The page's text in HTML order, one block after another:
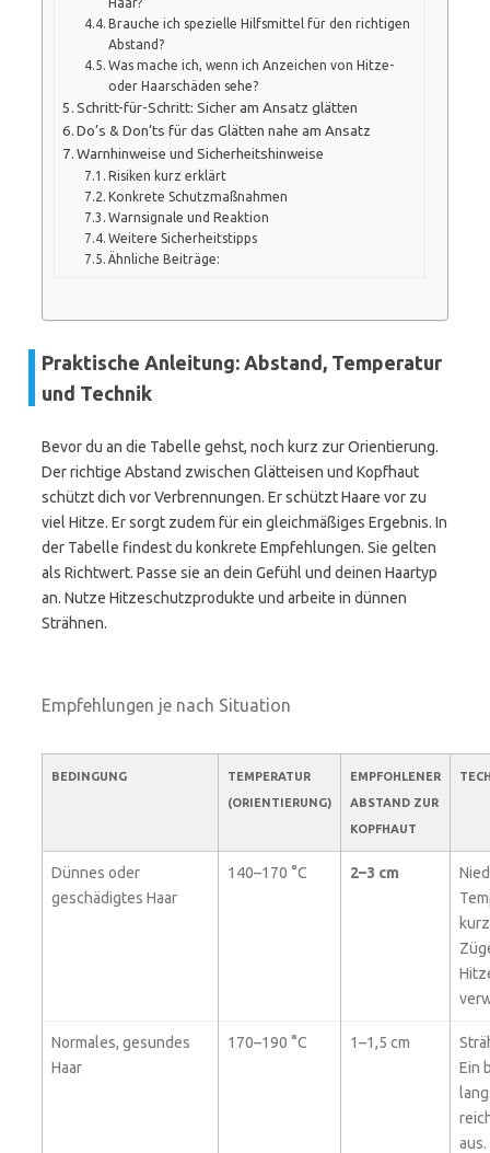
Brauche ich spezielle Hilfsmittel für den richtigen
Abstand?
Was mache ich, wenn ich Anzeichen von Hitze-
oder Haarschäden sehe?
Schritt-für-Schritt: Sicher am Ansatz glätten
Do’s & Don’ts für das Glätten nahe am Ansatz
Warnhinweise und Sicherheitshinweise
Risiken kurz erklärt
Konkrete Schutzmaßnahmen
Warnsignale und Reaktion
Weitere Sicherheitstipps
Ähnliche Beiträge:
Praktische Anleitung: Abstand, Temperatur
und Technik
Bevor du an die Tabelle gehst, noch kurz zur Orientierung.
Der richtige Abstand zwischen Glätteisen und Kopfhaut
schützt dich vor Verbrennungen. Er schützt Haare vor zu
viel Hitze. Er sorgt zudem für ein gleichmäßiges Ergebnis. In
der Tabelle findest du konkrete Empfehlungen. Sie gelten
als Richtwert. Passe sie an dein Gefühl und deinen Haartyp
an. Nutze Hitzeschutzprodukte und arbeite in dünnen
Strähnen.
Empfehlungen je nach Situation
BEDINGUNG
TEMPERATUR
(ORIENTIERUNG)
EMPFOHLENER
ABSTAND ZUR
KOPFHAUT
Dünnes oder
geschädigtes Haar
140–170 °C 2–3 cm
Normales, gesundes
Haar
170–190 °C 1–1,5 cm
Ein
aus.